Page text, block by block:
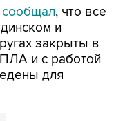
закрыты в
и с работой
для